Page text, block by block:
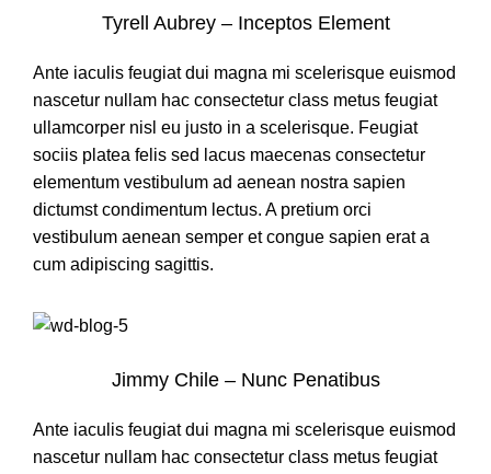
Tyrell Aubrey – Inceptos Element
Ante iaculis feugiat dui magna mi scelerisque euismod
nascetur nullam hac consectetur class metus feugiat
ullamcorper nisl eu justo in a scelerisque. Feugiat
sociis platea felis sed lacus maecenas consectetur
elementum vestibulum ad aenean nostra sapien
dictumst condimentum lectus. A pretium orci
vestibulum aenean semper et congue sapien erat a
cum adipiscing sagittis.
Jimmy Chile – Nunc Penatibus
Ante iaculis feugiat dui magna mi scelerisque euismod
nascetur nullam hac consectetur class metus feugiat